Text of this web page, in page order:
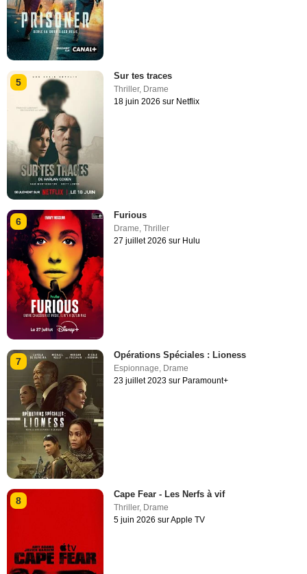
5
Sur tes traces
Thriller, Drame
18 juin 2026 sur Netflix
6
Furious
Drame,Thriller
27 juillet 2026 sur Hulu
7
Opérations Spéciales : Lioness
Espionnage Drame
23 juillet 2023 sur Paramount+
8
Cape Fear - Les Nerfs à vif
Thriller, Drame
5 juin 2026 sur Apple TV